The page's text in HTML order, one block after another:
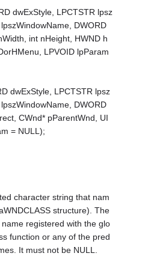
dwExStyle, LPCTSTR lpsz
DWORD
int nHeight, HWND h
LPVOID lpParam
dwExStyle, LPCTSTR lpsz
DWORD
CWnd* pParentWnd, UI
= NULL);
character string that nam
structure). The
registered with the glo
function or any of the pred
It must not be NULL.